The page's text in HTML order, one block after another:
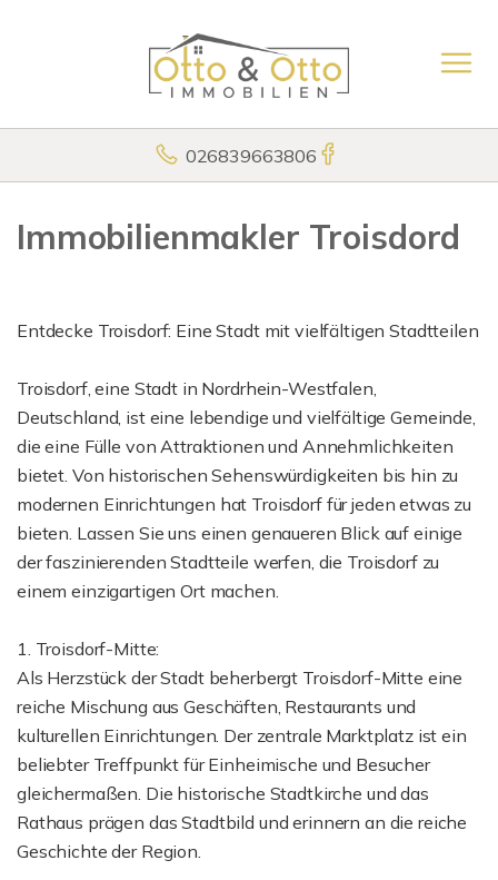
026839663806
Immobilienmakler Troisdord
Entdecke Troisdorf: Eine Stadt mit vielfältigen Stadtteilen
Troisdorf, eine Stadt in Nordrhein-Westfalen,
Deutschland, ist eine lebendige und vielfältige Gemeinde,
die eine Fülle von Attraktionen und Annehmlichkeiten
bietet. Von historischen Sehenswürdigkeiten bis hin zu
modernen Einrichtungen hat Troisdorf für jeden etwas zu
bieten. Lassen Sie uns einen genaueren Blick auf einige
der faszinierenden Stadtteile werfen, die Troisdorf zu
einem einzigartigen Ort machen.
1. Troisdorf-Mitte:
Als Herzstück der Stadt beherbergt Troisdorf-Mitte eine
reiche Mischung aus Geschäften, Restaurants und
kulturellen Einrichtungen. Der zentrale Marktplatz ist ein
beliebter Treffpunkt für Einheimische und Besucher
gleichermaßen. Die historische Stadtkirche und das
Rathaus prägen das Stadtbild und erinnern an die reiche
Geschichte der Region.